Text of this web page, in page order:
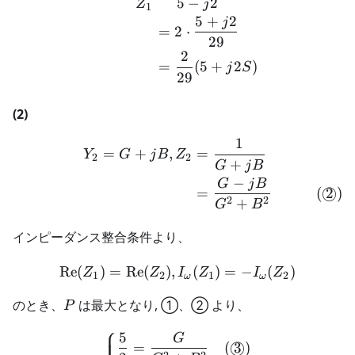
Z1 j
= 2 ⋅
29
5 + j2
=
29
2
(5 + j 2S)
(2)
\begin{align} Y_2 = G
Y2 = G + jB, Z2 =
G + jB
1
=
G2 + B2
G − jB
( 2
◯)
インピーダンス整合条件より、
\text{Re}(Z_1) =
Re(Z1 ) = Re(Z2), Iω (Z1) = −Iω(Z2)
のとき、 P
Pは最大となり, ①、② より、
\left \{ \begin{align}
⎧ 5
=
G
( 3
◯)